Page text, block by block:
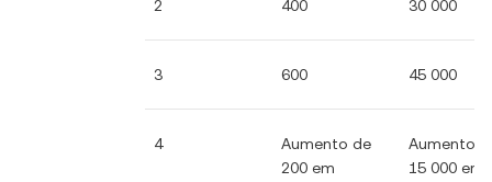
2 400 30 000
3 600 45 000
4
Aumento de
200 em
Aumento
15 000 em